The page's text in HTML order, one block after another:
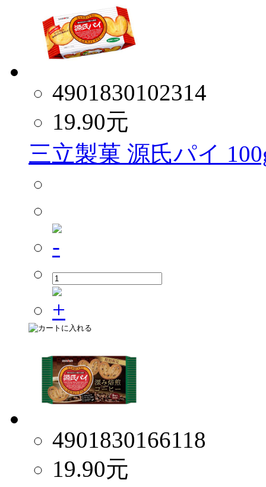
4901830102314
19.90元
三立製菓 源氏パイ
4901830166118
19.90元